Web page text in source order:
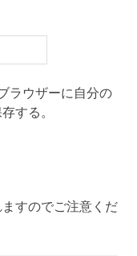
ラウザーに自分の
する。
すのでご注意くだ